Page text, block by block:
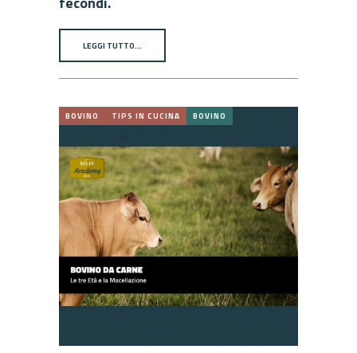
LEGGI TUTTO…
BOVINO TIPS IN CUCINA BOVINO